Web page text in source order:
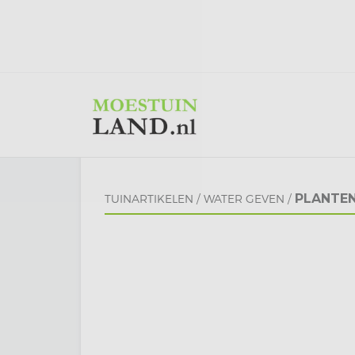
TUINARTIKELEN / WATER GEVEN /